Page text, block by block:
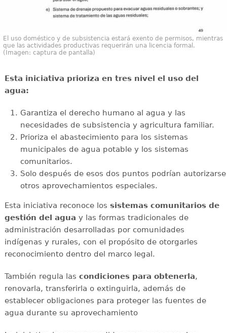
El uso doméstico y de subsistencia estará exento de permisos, mientras
que las actividades productivas requerirán una licencia formal.
(Imagen: captura de pantalla)
Esta iniciativa prioriza en tres nivel el uso del
agua:
Garantiza el derecho humano al agua y las
necesidades de subsistencia y agricultura familiar.
Prioriza el abastecimiento para los sistemas
municipales de agua potable y los sistemas
comunitarios.
Solo después de esos dos puntos podrían autorizarse
otros aprovechamientos especiales.
Esta iniciativa reconoce los sistemas comunitarios de
gestión del agua y las formas tradicionales de
administración desarrolladas por comunidades
indígenas y rurales, con el propósito de otorgarles
reconocimiento dentro del marco legal.
También regula las condiciones para obtenerla,
renovarla, transferirla o extinguirla, además de
establecer obligaciones para proteger las fuentes de
agua durante su aprovechamiento